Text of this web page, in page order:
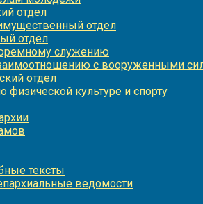
отдел
отдел
отдел
служению
с вооруженными
отдел
физической культуре и спорту
тексты
ведомости